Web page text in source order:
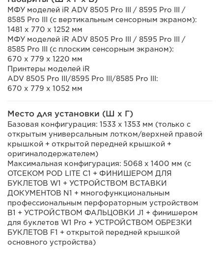
МФУ моделей iR ADV 8505 Pro III / 8595 Pro III /
8585 Pro III (с вертикальным сенсорным экраном):
1481 x 770 x 1252 мм
МФУ моделей iR ADV 8505 Pro III / 8595 Pro III /
8585 Pro III (с плоским сенсорным экраном):
670 x 779 x 1220 мм
Принтеры моделей iR
ADV 8505 Pro III/8595 Pro III/8585 Pro III:
670 x 779 x 1052 мм
Место для установки (Ш x Г)
Базовая конфигурация: 1533 x 1353 мм (только с
открытым универсальным лотком/верхней правой
крышкой + открытой передней крышкой +
оригиналодержателем)
Максимальная конфигурация: 5068 x 1400 мм (с
ОТСЕКОМ POD LITE C1 + ФИНИШЕРОМ ДЛЯ
БУКЛЕТОВ W1 + УСТРОЙСТВОМ ВСТАВКИ
ДОКУМЕНТОВ N1 + многофункциональным
профессиональным перфораторным устройством
B1 + УСТРОЙСТВОМ ФАЛЬЦОВКИ J1 + финишером
для буклетов W1 Pro + УСТРОЙСТВОМ ОБРЕЗКИ
БУКЛЕТОВ F1 + открытой передней крышкой
основного устройства)